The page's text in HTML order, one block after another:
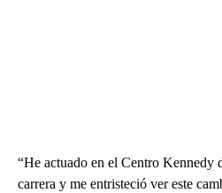
“He actuado en el Centro Kennedy
carrera y me entristeció ver este